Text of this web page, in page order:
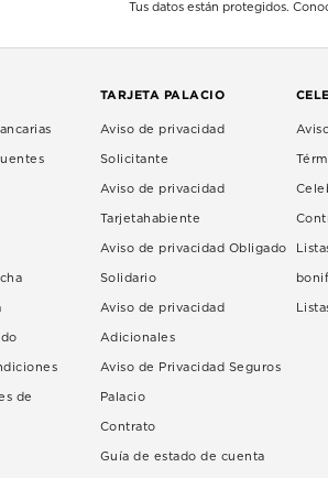
Tus datos están protegidos.
de
TARJETA PALACIO
Aviso de privacidad
Solicitante
Aviso de privacidad
Tarjetahabiente
Aviso de privacidad Obligado
Solidario
Aviso de privacidad
Adicionales
Aviso de Privacidad Seguros
Palacio
Contrato
Guía de estado de cuenta